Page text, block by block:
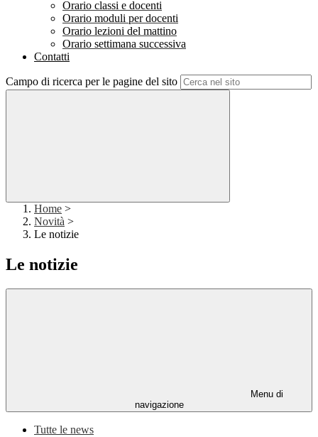
Orario classi e docenti
Orario moduli per docenti
Orario lezioni del mattino
Orario settimana successiva
Contatti
Campo di ricerca per le pagine del sito
Home >
Novità >
Le notizie
Le notizie
Menu di
navigazione
Tutte le news